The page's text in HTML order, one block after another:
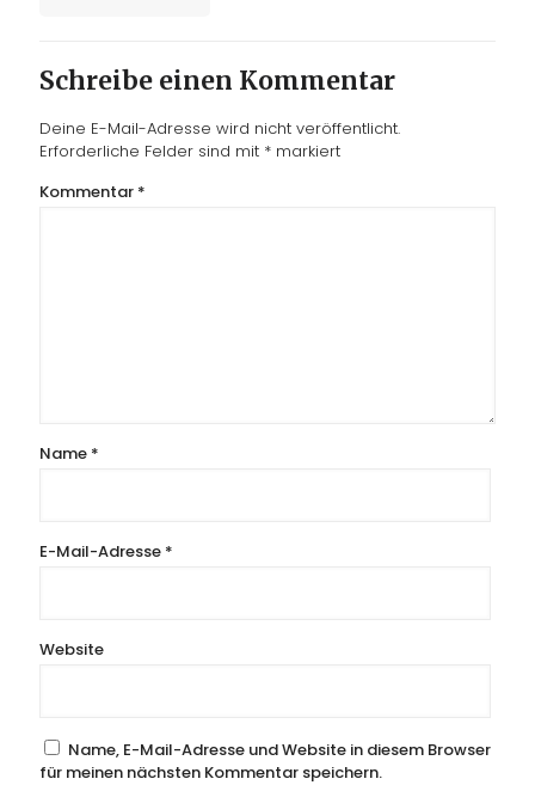
Schreibe einen Kommentar
Deine E-Mail-Adresse wird nicht veröffentlicht.
Erforderliche Felder sind mit * markiert
Kommentar *
Name *
E-Mail-Adresse *
Website
Name, E-Mail-Adresse und Website in diesem Browser
für meinen nächsten Kommentar speichern.